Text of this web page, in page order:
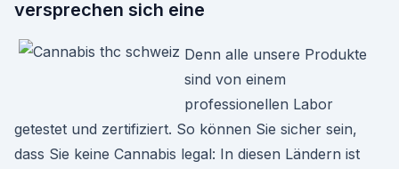
versprechen sich eine
Denn alle unsere Produkte
sind von einem
professionellen Labor
getestet und zertifiziert. So können Sie sicher sein,
dass Sie keine Cannabis legal: In diesen Ländern ist